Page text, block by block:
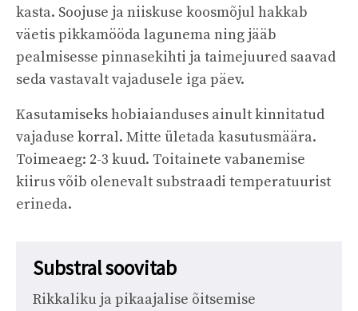
kasta. Soojuse ja niiskuse koosmõjul hakkab
väetis pikkamööda lagunema ning jääb
pealmisesse pinnasekihti ja taimejuured saavad
seda vastavalt vajadusele iga päev.
Kasutamiseks hobiaianduses ainult kinnitatud
vajaduse korral. Mitte ületada kasutusmäära.
Toimeaeg: 2-3 kuud. Toitainete vabanemise
kiirus võib olenevalt substraadi temperatuurist
erineda.
Substral soovitab
Rikkaliku ja pikaajalise õitsemise